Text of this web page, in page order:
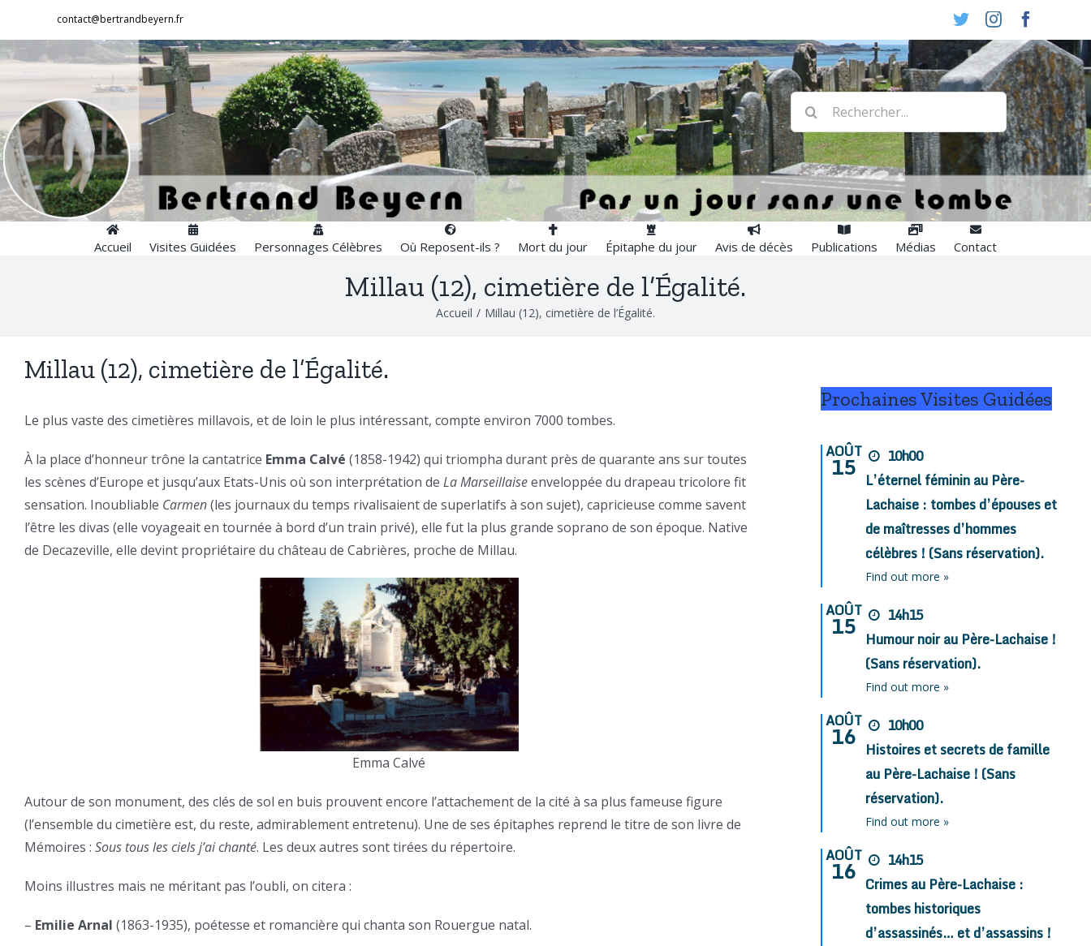
contenu
contact@bertrandbeyern.fr TwitterInstagram
Rechercher:
Accueil Visites Guidées Personnages Célèbres Où Reposent-ils ? Mort du jour Épitaphe du jour Avis de décès Publications Médias Contact
Millau (12), cimetière de l’Égalité.
Accueil / Millau (12), cimetière de l’Égalité.
Millau (12), cimetière de l’Égalité.
Le plus vaste des cimetières millavois, et de loin le plus intéressant, compte environ 7000 tombes.
À la place d’honneur trône la cantatrice Emma Calvé (1858-1942) qui triompha durant près de quarante ans sur toutes
les scènes d’Europe et jusqu’aux Etats-Unis où son interprétation de La Marseillaiseenveloppée du drapeau tricolore fit
sensation. Inoubliable Carmen(les journaux du temps rivalisaient de superlatifs à son sujet), capricieuse comme savent
l’être les divas (elle voyageait en tournée à bord d’un train privé), elle fut la plus grande soprano de son époque. Native
de Decazeville, elle devint propriétaire du château de Cabrières, proche de Millau.
Emma Calvé
Autour de son monument, des clés de sol en buis prouvent encore l’attachement de la cité à sa plus fameuse figure
(l’ensemble du cimetière est, du reste, admirablement entretenu). Une de ses épitaphes reprend le titre de son livre de
Mémoires : Sous tous les ciels j’ai chanté. Les deux autres sont tirées du répertoire.
Moins illustres mais ne méritant pas l’oubli, on citera :
– Emilie Arnal (1863-1935), poétesse et romancière qui chanta son Rouergue natal.
Prochaines Visites Guidées
AOÛT
15
10h00
L’éternel féminin au Père-
Lachaise : tombes d’épouses et
de maîtresses d’hommes
célèbres ! (Sans réservation).
Find out more »
AOÛT
15
14h15
Humour noir au Père-Lachaise !
(Sans réservation).
Find out more »
AOÛT
16
10h00
Histoires et secrets de famille
au Père-Lachaise ! (Sans
réservation).
Find out more »
AOÛT
16
14h15
Crimes au Père-Lachaise :
tombes historiques
d’assassinés… et d’assassins !